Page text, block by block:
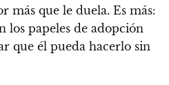
más que le duela. Es más:
los papeles de adopción
que él pueda hacerlo sin